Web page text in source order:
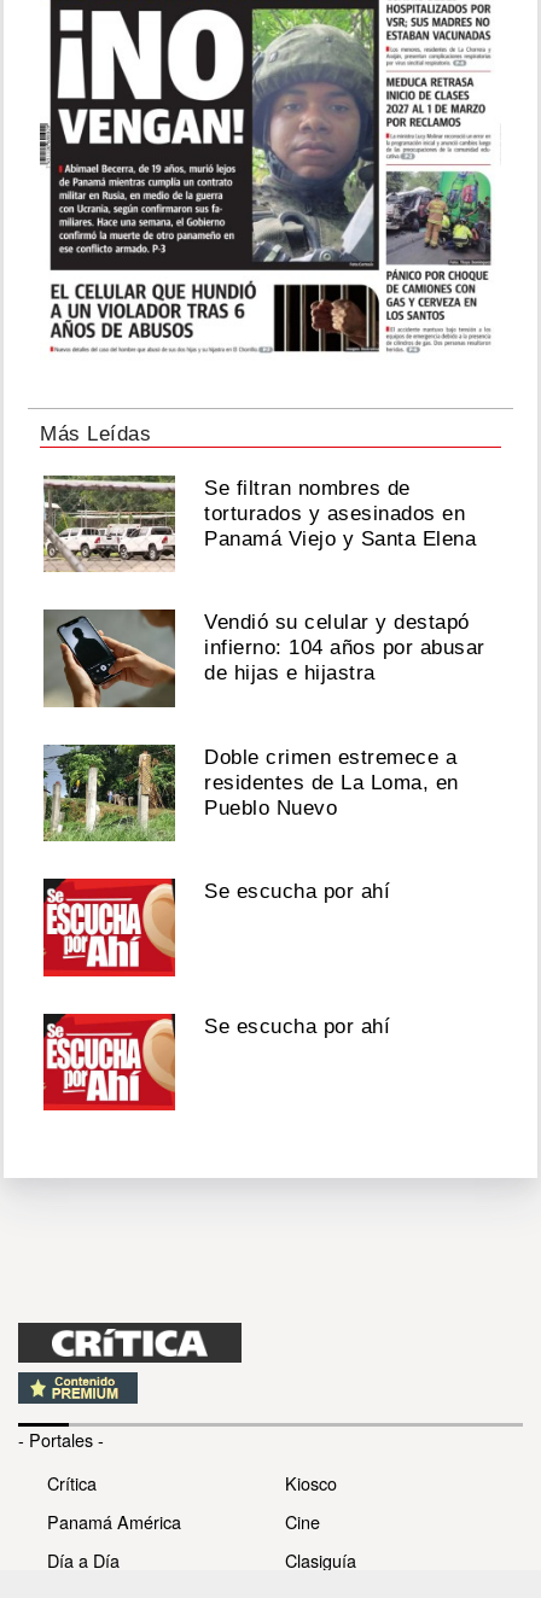
Más Leídas
Se filtran nombres de
torturados y asesinados en
Panamá Viejo y Santa Elena
Vendió su celular y destapó
infierno: 104 años por abusar
de hijas e hijastra
Doble crimen estremece a
residentes de La Loma, en
Pueblo Nuevo
Se escucha por ahí
Se escucha por ahí
- Portales -
Crítica
Panamá América
Día a Día
Kiosco
Cine
Clasiguía